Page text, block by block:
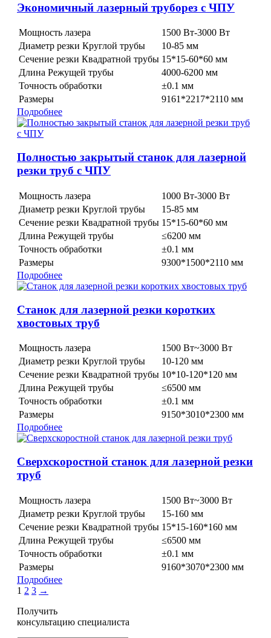
Экономичный лазерный труборез с ЧПУ
Мощность лазера
1500 Вт-3000 Вт
Диаметр резки Круглой трубы
10-85 мм
Сечение резки Квадратной трубы 15*15-60*60 мм
Длина Режущей трубы
4000-6200 мм
Точность обработки
±0.1 мм
Размеры
9161*2217*2110 мм
Подробнее
Полностью закрытый станок для лазерной
резки труб с ЧПУ
Мощность лазера
1000 Вт-3000 Вт
Диаметр резки Круглой трубы
15-85 мм
Сечение резки Квадратной трубы 15*15-60*60 мм
Длина Режущей трубы
≤6200 мм
Точность обработки
±0.1 мм
Размеры
9300*1500*2110 мм
Подробнее
Станок для лазерной резки коротких
хвостовых труб
Мощность лазера
1500 Вт~3000 Вт
Диаметр резки Круглой трубы
10-120 мм
Сечение резки Квадратной трубы 10*10-120*120 мм
Длина Режущей трубы
≤6500 мм
Точность обработки
±0.1 мм
Размеры
9150*3010*2300 мм
Подробнее
Сверхскоростной станок для лазерной резки
труб
Мощность лазера
1500 Вт~3000 Вт
Диаметр резки Круглой трубы
15-160 мм
Сечение резки Квадратной трубы 15*15-160*160 мм
Длина Режущей трубы
≤6500 мм
Точность обработки
±0.1 мм
Размеры
9160*3070*2300 мм
Подробнее
1 2 3 →
Получить
консультацию специалиста